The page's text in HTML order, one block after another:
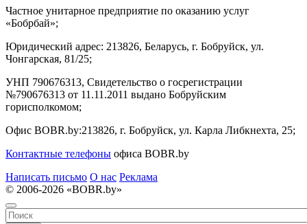
Частное унитарное предприятие по оказанию услуг
«Бобрбай»;
Юридический адрес: 213826, Беларусь, г. Бобруйск, ул.
Чонгарская, 81/25;
УНП 790676313, Свидетельство о госрегистрации
№790676313 от 11.11.2011 выдано Бобруйским
горисполкомом;
Офис BOBR.by:213826, г. Бобруйск, ул. Карла Либкнехта, 25;
Контактные телефоны офиса BOBR.by
Написать письмо О нас Реклама
© 2006-2026 «BOBR.by»